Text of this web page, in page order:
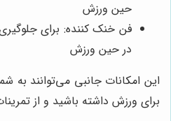
حین ورزش
فن خنک کننده: برای
در حین ورزش
این امکانات جانبی می‌توانند به
برای ورزش داشته باشید و از